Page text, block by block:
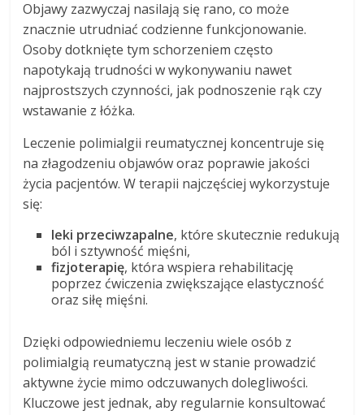
Objawy zazwyczaj nasilają się rano, co może
znacznie utrudniać codzienne funkcjonowanie.
Osoby dotknięte tym schorzeniem często
napotykają trudności w wykonywaniu nawet
najprostszych czynności, jak podnoszenie rąk czy
wstawanie z łóżka.
Leczenie polimialgii reumatycznej koncentruje się
na złagodzeniu objawów oraz poprawie jakości
życia pacjentów. W terapii najczęściej wykorzystuje
się:
leki przeciwzapalne, które skutecznie redukują
ból i sztywność mięśni,
fizjoterapię, która wspiera rehabilitację
poprzez ćwiczenia zwiększające elastyczność
oraz siłę mięśni.
Dzięki odpowiedniemu leczeniu wiele osób z
polimialgią reumatyczną jest w stanie prowadzić
aktywne życie mimo odczuwanych dolegliwości.
Kluczowe jest jednak, aby regularnie konsultować